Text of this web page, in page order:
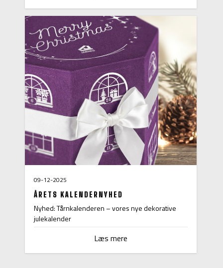
09-12-2025
ÅRETS KALENDERNYHED
Nyhed: Tårnkalenderen – vores nye dekorative
julekalender
Læs mere